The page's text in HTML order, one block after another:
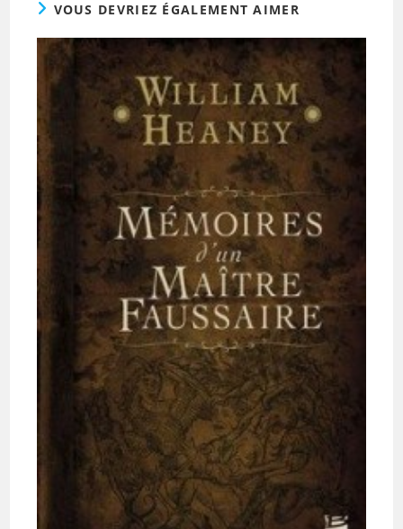
VOUS DEVRIEZ ÉGALEMENT AIMER